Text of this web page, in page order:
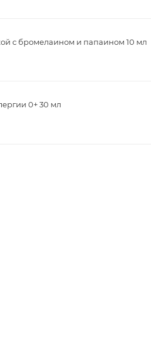
с бромелаином и папаином 10 мл
0+ 30 мл